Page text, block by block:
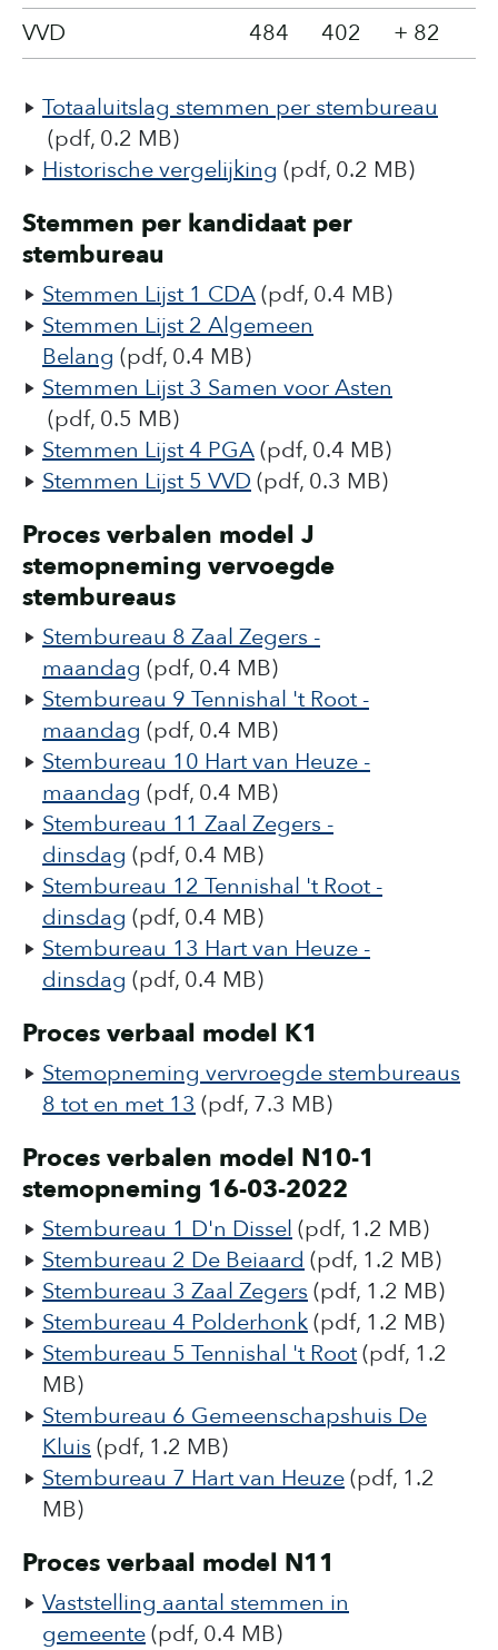
VVD 484 402 + 82
Totaaluitslag stemmen per stembureau
(pdf, 0.2 MB)
Historische vergelijking (pdf, 0.2 MB)
Stemmen per kandidaat per
stembureau
Stemmen Lijst 1 CDA(pdf, 0.4 MB)
Stemmen Lijst 2 Algemeen
Belang (pdf, 0.4 MB)
Stemmen Lijst 3 Samen voor Asten
(pdf, 0.5 MB)
Stemmen Lijst 4 PGA(pdf, 0.4 MB)
Stemmen Lijst 5 VVD (pdf, 0.3 MB)
Proces verbalen model J
stemopneming vervoegde
stembureaus
Stembureau 8 Zaal Zegers -
maandag (pdf, 0.4 MB)
Stembureau 9 Tennishal 't Root -
maandag (pdf, 0.4 MB)
Stembureau 10 Hart van Heuze -
maandag (pdf, 0.4 MB)
Stembureau 11 Zaal Zegers -
dinsdag (pdf, 0.4 MB)
Stembureau 12 Tennishal 't Root -
dinsdag (pdf, 0.4 MB)
Stembureau 13 Hart van Heuze -
dinsdag (pdf, 0.4 MB)
Proces verbaal model K1
Stemopneming vervroegde stembureaus
8 tot en met 13 (pdf, 7.3 MB)
Proces verbalen model N10-1
stemopneming 16-03-2022
Stembureau 1 D'n Dissel (pdf, 1.2 MB)
Stembureau 2 De Beiaard (pdf, 1.2 MB)
Stembureau 3 Zaal Zegers (pdf, 1.2 MB)
Stembureau 4 Polderhonk(pdf, 1.2 MB)
Stembureau 5 Tennishal 't Root(pdf, 1.2
MB)
Stembureau 6 Gemeenschapshuis De
Kluis (pdf, 1.2 MB)
Stembureau 7 Hart van Heuze(pdf, 1.2
MB)
Proces verbaal model N11
Vaststelling aantal stemmen in
gemeente(pdf, 0.4 MB)